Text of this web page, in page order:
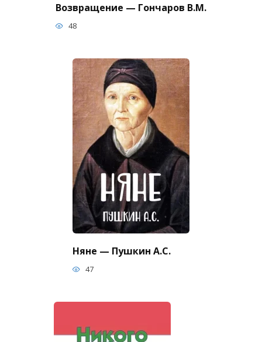
Возвращение — Гончаров В.М.
48
Няне — Пушкин А.С.
47